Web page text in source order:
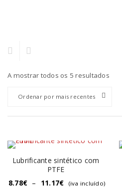
A mostrar todos os 5 resultados
Ordenar por mais recentes
Lubrificante sintético com
PTFE
8.78€ – 11.17€ (iva incluído)